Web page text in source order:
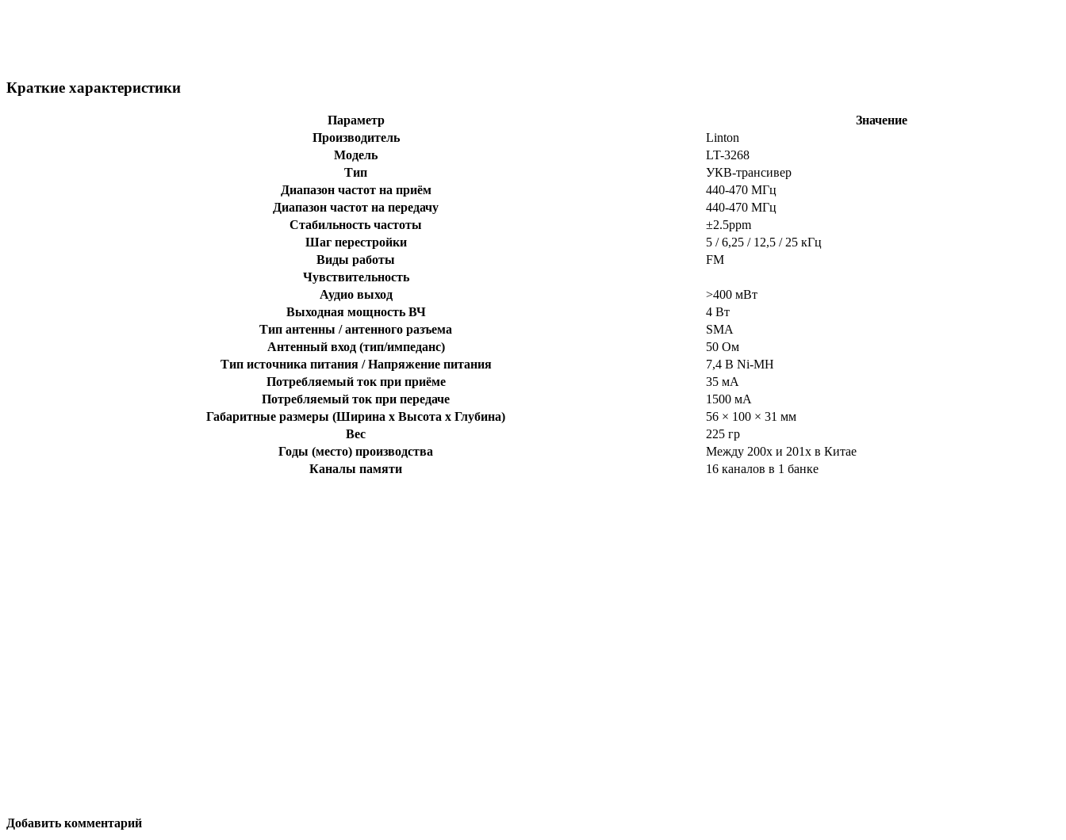
Краткие характеристики
Параметр
Значение
Производитель
Linton
Модель
LT-3268
Тип
УКВ-трансивер
Диапазон частот на приём
440-470 МГц
Диапазон частот на передачу
440-470 МГц
Стабильность частоты
±2.5ppm
Шаг перестройки
5 / 6,25 / 12,5 / 25 кГц
Виды работы
FM
Чувствительность
Аудио выход
>400 мВт
Выходная мощность ВЧ
4 Вт
Тип антенны / антенного разъема
SMA
Антенный вход (тип/импеданс)
50 Ом
Тип источника питания / Напряжение питания
7,4 В Ni-MH
Потребляемый ток при приёме
35 мА
Потребляемый ток при передаче
1500 мА
Габаритные размеры (Ширина x Высота x Глубина)
56 × 100 × 31 мм
Вес
225 гр
Годы (место) производства
Между 200x и 201x в Китае
Каналы памяти
16 каналов в 1 банке
Добавить комментарий